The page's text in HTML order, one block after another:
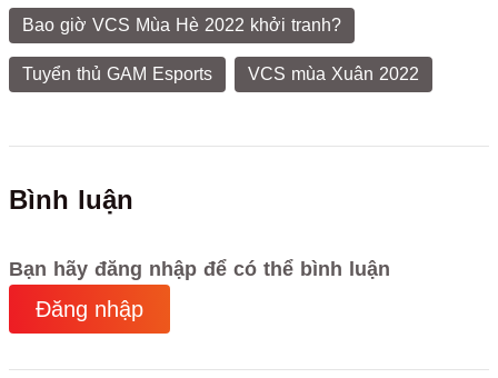
Bao giờ VCS Mùa Hè 2022 khởi tranh?
Tuyển thủ GAM Esports VCS mùa Xuân 2022
Bình luận
Bạn hãy đăng nhập để có thể bình luận
Đăng nhập